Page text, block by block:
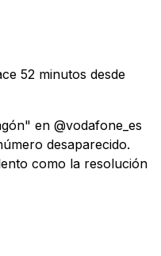
52 minutos desde
en @vodafone_es
desaparecido.
como la resolución